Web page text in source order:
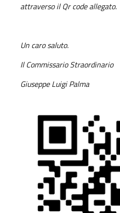
attraverso il Qr code allegato.
Un caro saluto.
Il Commissario Straordinario
Giuseppe Luigi Palma